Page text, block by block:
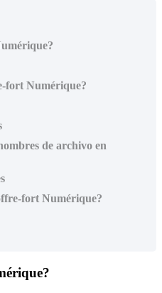
fort Numérique?
de archivo en
fort Numérique?
érique?